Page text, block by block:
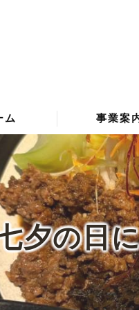
ム 事業案
通信事業
BPO・アウト
代理店商材
夕の日